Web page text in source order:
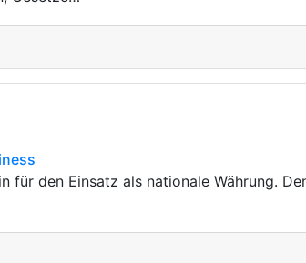
für den Einsatz als nationale Währung.